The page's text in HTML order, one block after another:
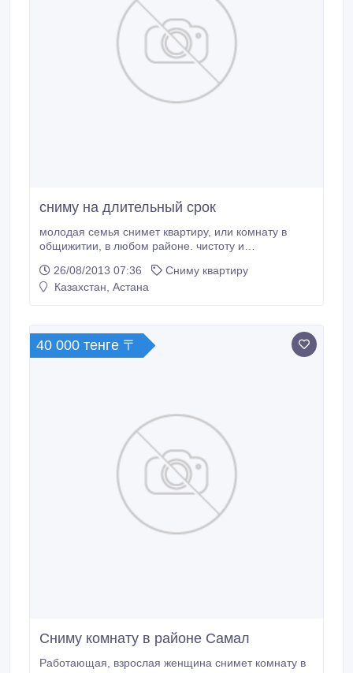
сниму на длительный срок
молодая семья снимет квартиру, или комнату в
общижитии, в любом районе. чистоту и
26/08/2013 07:36
Сниму квартиру
Казахстан, Астана
40 000 тенге 〒
Сниму комнату в районе Самал
Работающая, взрослая женщина снимет комнату в